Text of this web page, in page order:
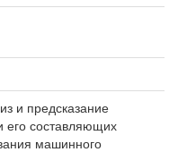
и предсказание
его составляющих
машинного